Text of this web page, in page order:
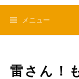
メニュー
雷さん！